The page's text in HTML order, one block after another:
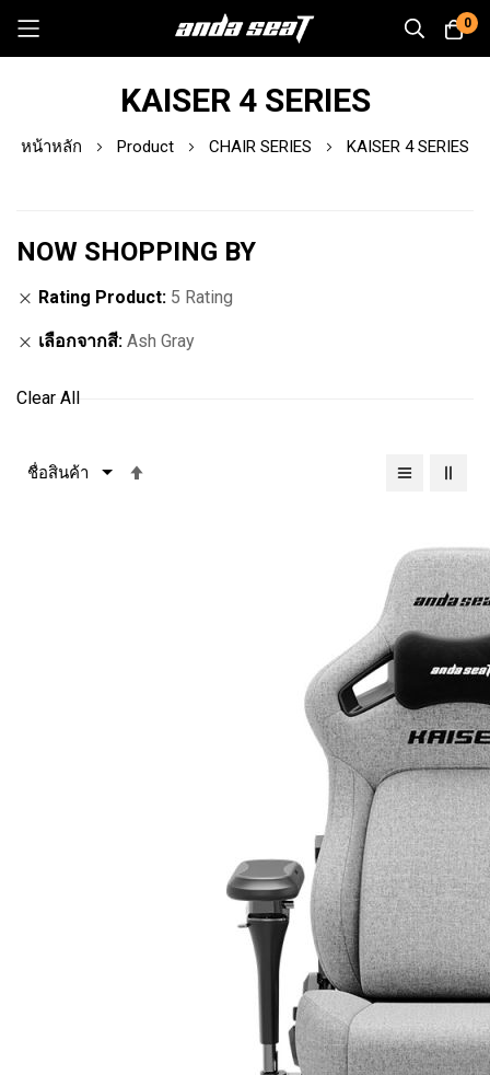
0
KAISER 4 SERIES
หน้าหลัก Product CHAIR SERIES KAISER 4 SERIES
NOW SHOPPING BY
Rating Product 5 Rating
เลือกจากสี Ash Gray
Clear All